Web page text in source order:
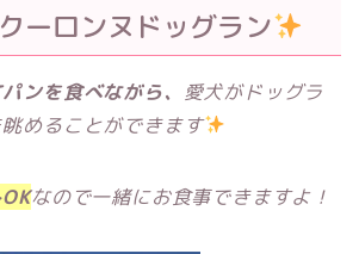
ーロンヌドッグラン
ンを食べながら、 愛犬がドッグラ
めることができます
なので一緒にお食事できますよ！